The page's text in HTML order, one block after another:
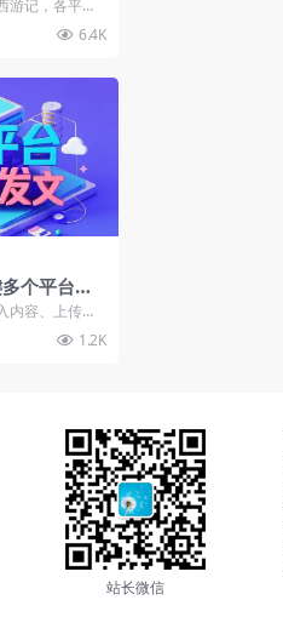
1000+
游记，各平台
一条作品，日
6.4K
个平台，
安卓系统
内容、上传图
自动发送文章
1.2K
站长微信